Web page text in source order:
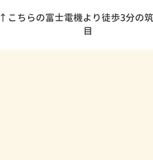
↑こちらの富士電機より徒歩3分の
目